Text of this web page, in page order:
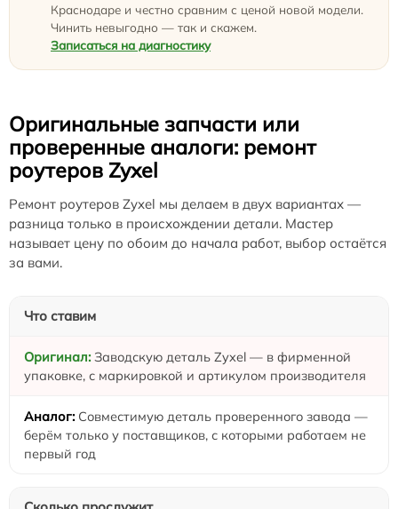
Краснодаре и честно сравним с ценой новой модели.
Чинить невыгодно — так и скажем.
Записаться на диагностику
Оригинальные запчасти или
проверенные аналоги: ремонт
роутеров Zyxel
Ремонт роутеров Zyxel мы делаем в двух вариантах —
разница только в происхождении детали. Мастер
называет цену по обоим до начала работ, выбор остаётся
за вами.
Что ставим
Заводскую деталь Zyxel — в фирменной
упаковке, с маркировкой и артикулом производителя
Совместимую деталь проверенного завода —
берём только у поставщиков, с которыми работаем не
первый год